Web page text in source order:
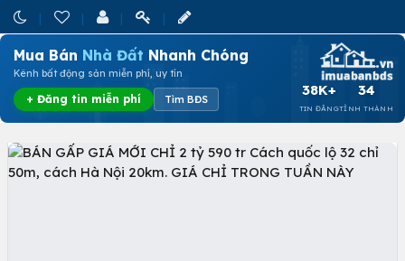
Mua Bán Nhà Đất Nhanh Chóng
Kênh bất động sản miễn phí, uy tín
+ Đăng tin miễn phí Tìm BĐS
38K+
TIN ĐĂNG
34
TỈNH THÀNH